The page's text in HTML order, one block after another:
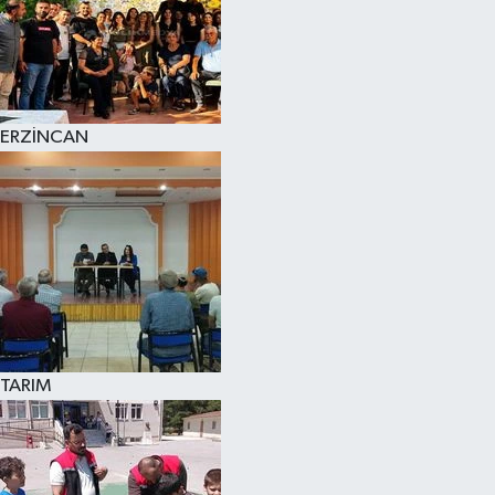
ERZİNCAN
TARIM